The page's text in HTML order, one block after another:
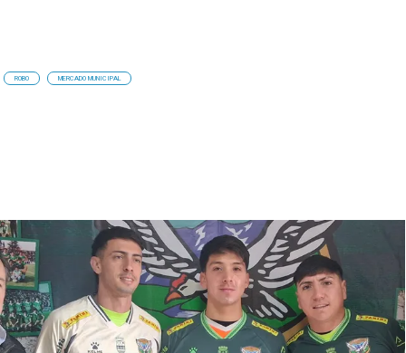
ROBO MERCADO MUNICIPAL